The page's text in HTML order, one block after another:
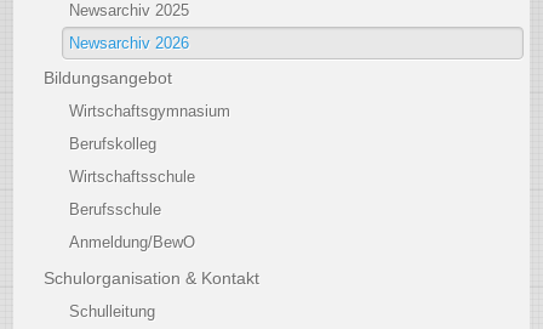
Newsarchiv 2025
Newsarchiv 2026
Bildungsangebot
Wirtschaftsgymnasium
Berufskolleg
Wirtschaftsschule
Berufsschule
Anmeldung/BewO
Schulorganisation & Kontakt
Schulleitung